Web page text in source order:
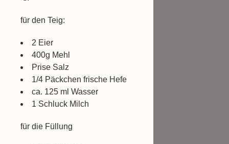
für den Teig:
2 Eier
400g Mehl
Prise Salz
1/4 Päckchen frische Hefe
ca. 125 ml Wasser
1 Schluck Milch
für die Füllung